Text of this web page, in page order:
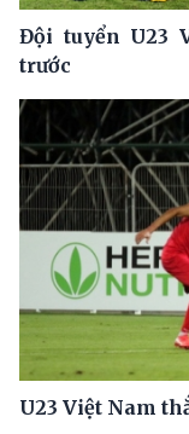
Đội tuyển U23
trước
U23 Việt Nam